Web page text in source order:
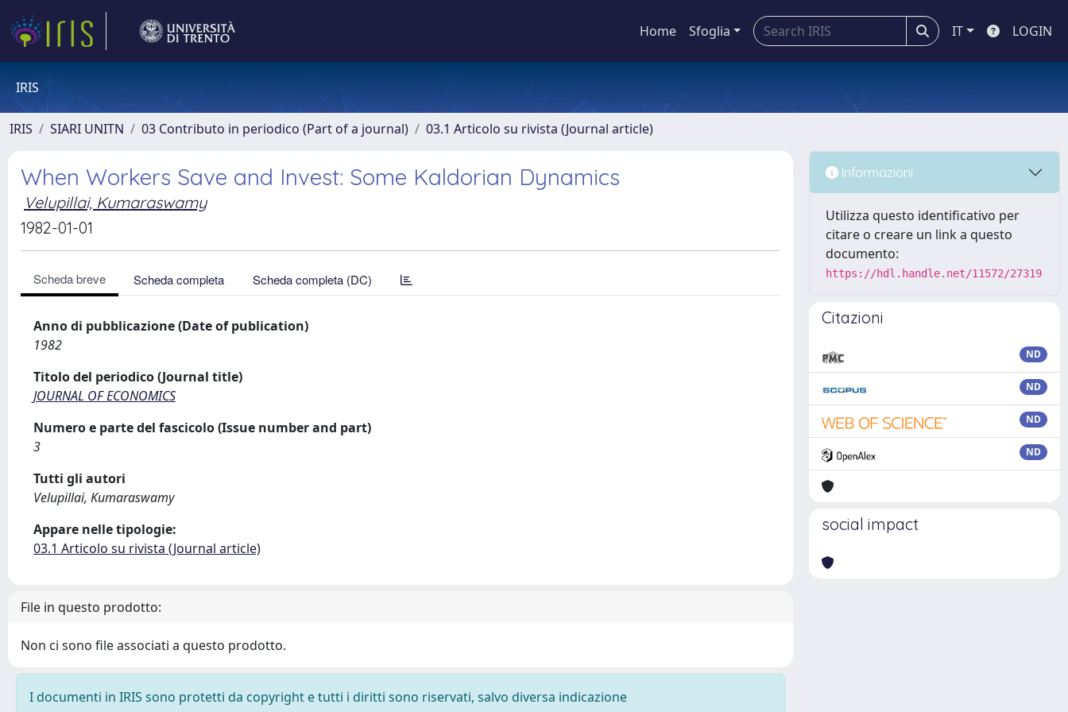
Home Sfoglia IT LOGIN
IRIS
IRIS SIARI UNITN 03 Contributo in periodico (Part of a journal) 03.1 Articolo su rivista (Journal article)
When Workers Save and Invest: Some Kaldorian Dynamics
Velupillai, Kumaraswamy
1982-01-01
Scheda breve Scheda completa Scheda completa (DC)
Anno di pubblicazione (Date of publication)
1982
Titolo del periodico (Journal title)
JOURNAL OF ECONOMICS
Numero e parte del fascicolo (Issue number and part)
3
Tutti gli autori
Velupillai, Kumaraswamy
Appare nelle tipologie:
03.1 Articolo su rivista (Journal article)
File in questo prodotto:
Non ci sono file associati a questo prodotto.
I documenti in IRIS sono protetti da copyright e tutti i diritti sono riservati, salvo diversa indicazione
Informazioni
Utilizza questo identificativo per
citare o creare un link a questo
documento:
https://hdl.handle.net/11572/27319
Citazioni
ND
ND
ND
ND
social impact